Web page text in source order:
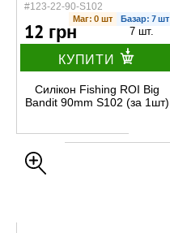
#123-22-90-S102
Маг: 0 шт Базар: 7 шт
12 грн 7 шт.
КУПИТИ
Силікон Fishing ROI Big
Bandit 90mm S102 (за 1шт)